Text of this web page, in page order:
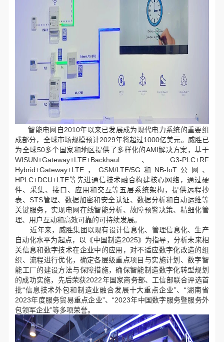
智能电网自2010年以来已发展成为现代电力系统的重要组
成部分，全球市场规模预计2029年将超过1000亿美元。威胜已
为全球50多个国家和地区提供了多样化的AMI解决方案，基于
WISUN+Gateway+LTE+Backhaul、G3-PLC+RF
Hybrid+Gateway+LTE，GSM/LTE/5G和NB-IoT公网、
HPLC+DCU+LTE等先进通信技术融合构建核心网络，通过硬
件、采集、接口、应用和交互等五层系统架构，提供远程抄
表、STS管理、数据加密和安全认证、数据分析和自动运维等
关键服务，实现电网在线智能分析、故障预警决策、精细化管
理、用户互动和高效可靠的可持续发展。
近年来，威胜集团以现有设计信息化、管理信息化、生产
自动化水平为起点，以《中国制造2025》为指导，分析未来相
关信息和数字技术在企业中的应用，对不适应数字化改造的组
织、流程进行优化，确定各层级重点项目与实施计划、数字智
能工厂的建设方法与保障措施，确保智能制造数字化转型规划
的成功实施，先后荣获2022年国家商务部、工信部联合评选首
批“信息技术外包和制造业融合发展十大重点企业”、“湖南省
2023年度服务贸易重点企业”、“2023年中国数字服务暨服务外
包领军企业”等多项荣誉。